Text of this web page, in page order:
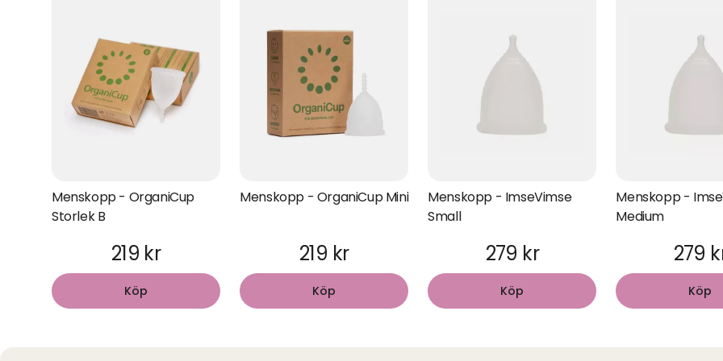
Menskopp - OrganiCup
Storlek B
219 kr
Köp
Menskopp - OrganiCup Mini
219 kr
Köp
Menskopp - ImseVimse
Small
279 kr
Köp
Menskopp -
Medium
279
Köp